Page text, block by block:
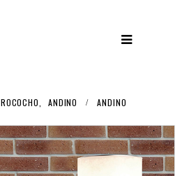
ROCOCHO ANDINO ANDINO